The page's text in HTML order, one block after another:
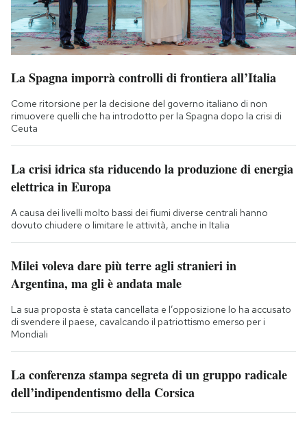
La Spagna imporrà controlli di frontiera all’Italia
Come ritorsione per la decisione del governo italiano di non
rimuovere quelli che ha introdotto per la Spagna dopo la crisi di
Ceuta
La crisi idrica sta riducendo la produzione di energia
elettrica in Europa
A causa dei livelli molto bassi dei fiumi diverse centrali hanno
dovuto chiudere o limitare le attività, anche in Italia
Milei voleva dare più terre agli stranieri in
Argentina, ma gli è andata male
La sua proposta è stata cancellata e l’opposizione lo ha accusato
di svendere il paese, cavalcando il patriottismo emerso per i
Mondiali
La conferenza stampa segreta di un gruppo radicale
dell’indipendentismo della Corsica